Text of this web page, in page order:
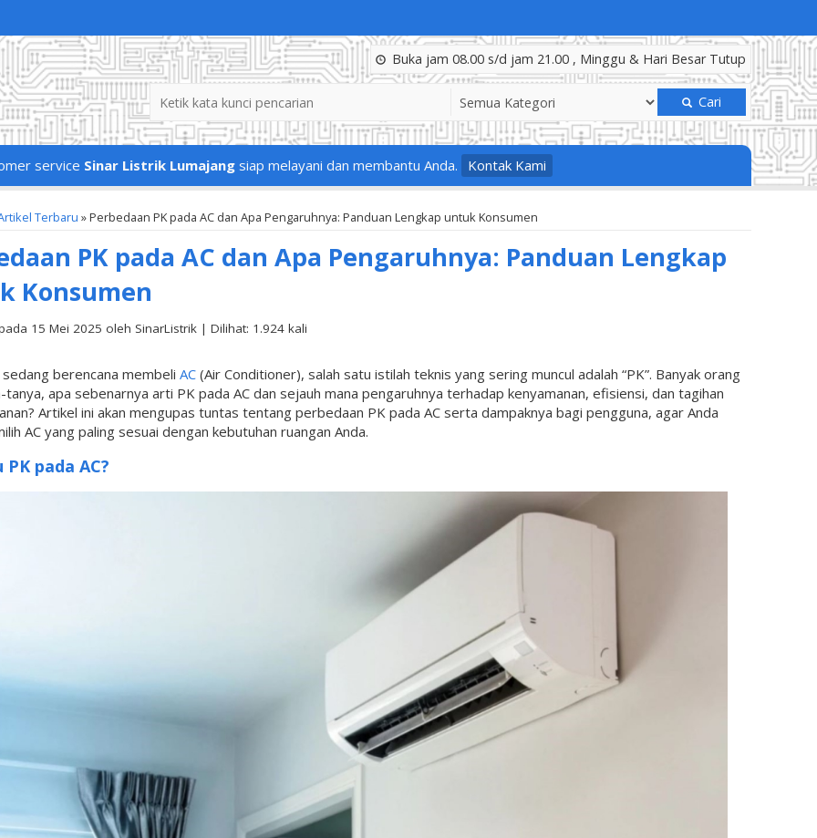
Buka jam 08.00 s/d jam 21.00 , Minggu & Hari Besar Tutup
Cari
service Sinar Listrik Lumajang siap melayani dan membantu Anda. Kontak Kami
Terbaru » Perbedaan PK pada AC dan Apa Pengaruhnya: Panduan Lengkap untuk Konsumen
PK pada AC dan Apa Pengaruhnya: Panduan Lengkap
Konsumen
15 Mei 2025 oleh SinarListrik | Dilihat: 1.924 kali
sedang berencana membeli AC (Air Conditioner), salah satu istilah teknis yang sering muncul adalah “PK”. Banyak orang
apa sebenarnya arti PK pada AC dan sejauh mana pengaruhnya terhadap kenyamanan, efisiensi, dan tagihan
Artikel ini akan mengupas tuntas tentang perbedaan PK pada AC serta dampaknya bagi pengguna, agar Anda
AC yang paling sesuai dengan kebutuhan ruangan Anda.
pada AC?